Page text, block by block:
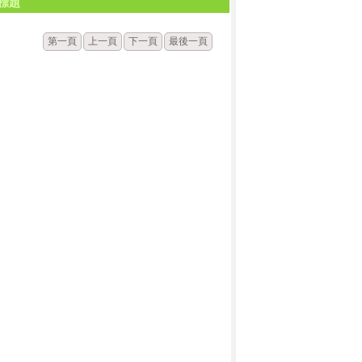
第一頁 上一頁 下一頁 最後一頁